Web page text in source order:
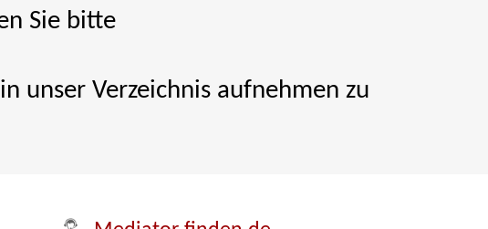
Sie bitte
unser Verzeichnis aufnehmen zu